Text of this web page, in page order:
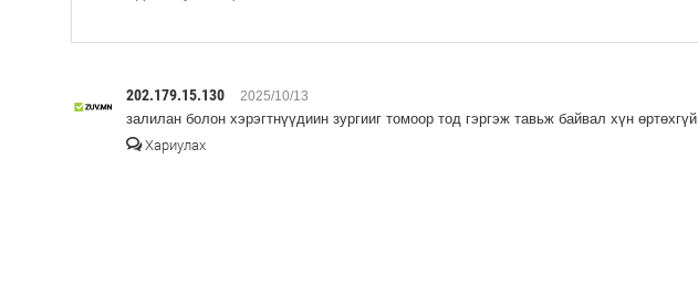
202.179.15.130 2025/10/13
залилан болон хэрэгтнүүдиин зургииг томоор тод гэргэж тавьж байвал хүн өртөхгүй
Хариулах